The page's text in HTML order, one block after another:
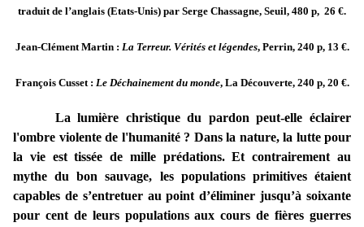
traduit de l’anglais (Etats-Unis) par Serge Chassagne, Seuil, 480 p, 26 €.
Jean-Clément Martin : La Terreur. Vérités et légendes, Perrin, 240 p, 13 €.
François Cusset : Le Déchainement du monde, La Découverte, 240 p, 20 €.
La lumière christique du pardon peut-elle éclairer
l'ombre violente de l'humanité ? Dans la nature, la lutte pour
la vie est tissée de mille prédations. Et contrairement au
mythe du bon sauvage, les populations primitives étaient
capables de s’entretuer au point d’éliminer jusqu’à soixante
pour cent de leurs populations aux cours de fières guerres